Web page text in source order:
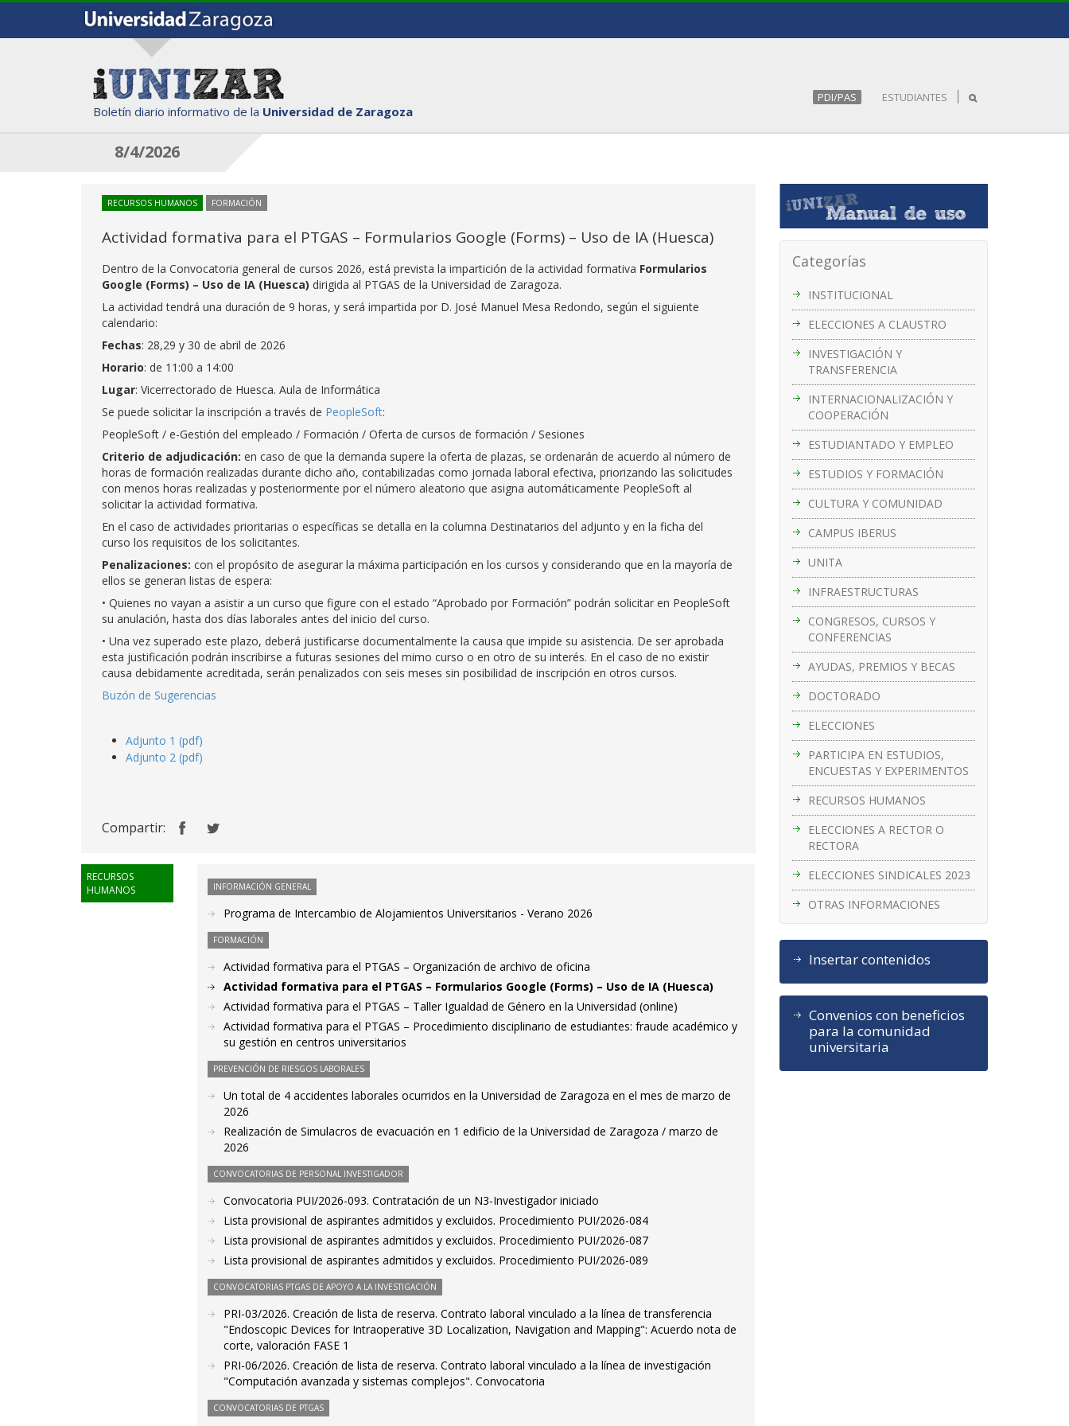
Boletín diario informativo de la Universidad de Zaragoza
PDI/PAS ESTUDIANTES
8/4/2026
Categorías
INSTITUCIONAL
ELECCIONES A CLAUSTRO
INVESTIGACIÓN Y
TRANSFERENCIA
INTERNACIONALIZACIÓN Y
COOPERACIÓN
ESTUDIANTADO Y EMPLEO
ESTUDIOS Y FORMACIÓN
CULTURA Y COMUNIDAD
CAMPUS IBERUS
UNITA
INFRAESTRUCTURAS
CONGRESOS, CURSOS Y
CONFERENCIAS
AYUDAS, PREMIOS Y BECAS
DOCTORADO
ELECCIONES
PARTICIPA EN ESTUDIOS,
ENCUESTAS Y EXPERIMENTOS
RECURSOS HUMANOS
ELECCIONES A RECTOR O
RECTORA
ELECCIONES SINDICALES 2023
OTRAS INFORMACIONES
Insertar contenidos
Convenios con beneficios
para la comunidad
universitaria
RECURSOS HUMANOS FORMACIÓN
Actividad formativa para el PTGAS – Formularios Google (Forms) – Uso de IA (Huesca)
Dentro de la Convocatoria general de cursos 2026, está prevista la impartición de la actividad formativa Formularios
Google (Forms) – Uso de IA (Huesca) dirigida al PTGAS de la Universidad de Zaragoza.
La actividad tendrá una duración de 9 horas, y será impartida por D. José Manuel Mesa Redondo, según el siguiente
calendario:
Fechas: 28,29 y 30 de abril de 2026
Horario: de 11:00 a 14:00
Lugar: Vicerrectorado de Huesca. Aula de Informática
Se puede solicitar la inscripción a través de PeopleSoft:
PeopleSoft / e-Gestión del empleado / Formación / Oferta de cursos de formación / Sesiones
Criterio de adjudicación: en caso de que la demanda supere la oferta de plazas, se ordenarán de acuerdo al número de
horas de formación realizadas durante dicho año, contabilizadas como jornada laboral efectiva, priorizando las solicitudes
con menos horas realizadas y posteriormente por el número aleatorio que asigna automáticamente PeopleSoft al
solicitar la actividad formativa.
En el caso de actividades prioritarias o específicas se detalla en la columna Destinatarios del adjunto y en la ficha del
curso los requisitos de los solicitantes.
Penalizaciones: con el propósito de asegurar la máxima participación en los cursos y considerando que en la mayoría de
ellos se generan listas de espera:
• Quienes no vayan a asistir a un curso que figure con el estado “Aprobado por Formación” podrán solicitar en PeopleSoft
su anulación, hasta dos días laborales antes del inicio del curso.
• Una vez superado este plazo, deberá justificarse documentalmente la causa que impide su asistencia. De ser aprobada
esta justificación podrán inscribirse a futuras sesiones del mimo curso o en otro de su interés. En el caso de no existir
causa debidamente acreditada, serán penalizados con seis meses sin posibilidad de inscripción en otros cursos.
Buzón de Sugerencias
Adjunto 1 (pdf)
Adjunto 2 (pdf)
Compartir:
RECURSOS
HUMANOS
INFORMACIÓN GENERAL
Programa de Intercambio de Alojamientos Universitarios - Verano 2026
FORMACIÓN
Actividad formativa para el PTGAS – Organización de archivo de oficina
Actividad formativa para el PTGAS – Formularios Google (Forms) – Uso de IA (Huesca)
Actividad formativa para el PTGAS – Taller Igualdad de Género en la Universidad (online)
Actividad formativa para el PTGAS – Procedimiento disciplinario de estudiantes: fraude académico y
su gestión en centros universitarios
PREVENCIÓN DE RIESGOS LABORALES
Un total de 4 accidentes laborales ocurridos en la Universidad de Zaragoza en el mes de marzo de
2026
Realización de Simulacros de evacuación en 1 edificio de la Universidad de Zaragoza / marzo de
2026
CONVOCATORIAS DE PERSONAL INVESTIGADOR
Convocatoria PUI/2026-093. Contratación de un N3-Investigador iniciado
Lista provisional de aspirantes admitidos y excluidos. Procedimiento PUI/2026-084
Lista provisional de aspirantes admitidos y excluidos. Procedimiento PUI/2026-087
Lista provisional de aspirantes admitidos y excluidos. Procedimiento PUI/2026-089
CONVOCATORIAS PTGAS DE APOYO A LA INVESTIGACIÓN
PRI-03/2026. Creación de lista de reserva. Contrato laboral vinculado a la línea de transferencia
"Endoscopic Devices for Intraoperative 3D Localization, Navigation and Mapping": Acuerdo nota de
corte, valoración FASE 1
PRI-06/2026. Creación de lista de reserva. Contrato laboral vinculado a la línea de investigación
"Computación avanzada y sistemas complejos". Convocatoria
CONVOCATORIAS DE PTGAS